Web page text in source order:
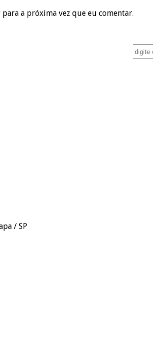
a próxima vez que eu comentar.
/ SP